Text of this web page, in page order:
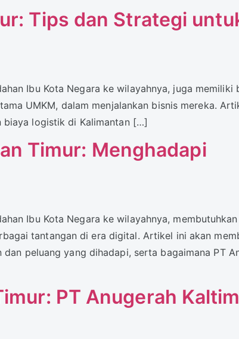
Tips dan Strategi
Ibu Kota Negara ke wilayahnya, juga memiliki
UMKM, dalam menjalankan bisnis mereka.
biaya logistik di Kalimantan […]
Timur: Menghadapi
Ibu Kota Negara ke wilayahnya,
tantangan di era digital. Artikel ini akan
peluang yang dihadapi, serta bagaimana PT
PT Anugerah Kaltim